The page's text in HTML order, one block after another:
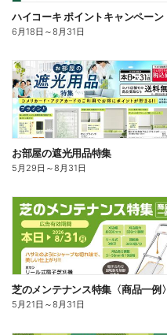
ハイコーキ ポイントキャンペーン
6月18日 ～8月31日
お部屋の遮光用品特集
5月29日 ～8月31日
芝のメンテナンス特集〈商品一例〉
5月21日 ～8月31日